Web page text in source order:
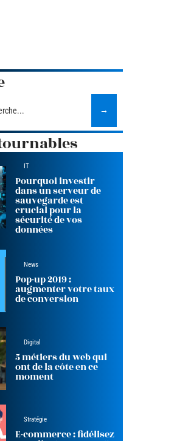
IT
Pourquoi investir
dans un serveur de
sauvegarde est
crucial pour la
sécurité de vos
données
News
Pop-up 2019 :
augmenter votre taux
de conversion
Digital
5 métiers du web qui
ont de la côte en ce
moment
Stratégie
E-commerce : fidélisez